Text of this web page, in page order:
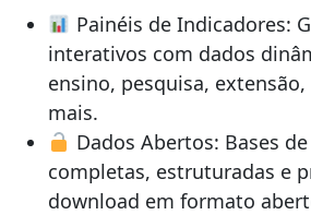
Painéis de Indicadores:
interativos com dados
ensino, pesquisa,
mais.
Dados Abertos: Bases
completas, estruturadas e
download em formato